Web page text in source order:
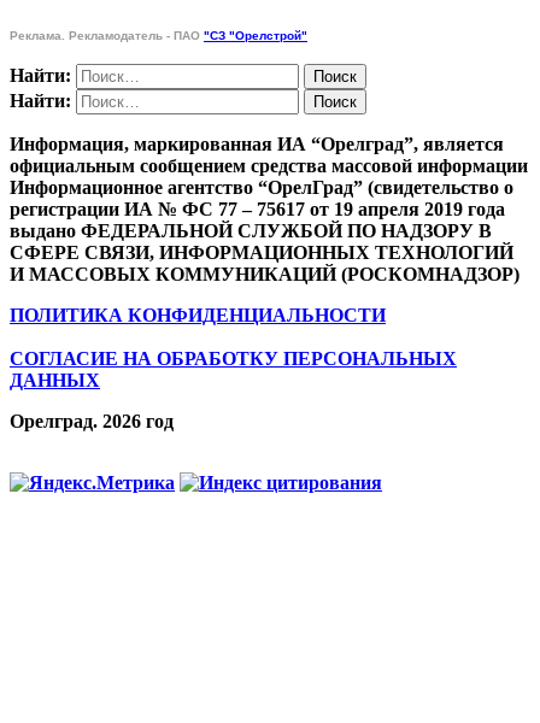
Реклама. Рекламодатель - ПАО "СЗ "Орелстрой"
Найти:
Найти:
Информация, маркированная ИА “Орелград”, является
официальным сообщением средства массовой информации
Информационное агентство “ОрелГрад” (свидетельство о
регистрации ИА № ФС 77 – 75617 от 19 апреля 2019 года
выдано ФЕДЕРАЛЬНОЙ СЛУЖБОЙ ПО НАДЗОРУ В
СФЕРЕ СВЯЗИ, ИНФОРМАЦИОННЫХ ТЕХНОЛОГИЙ
И МАССОВЫХ КОММУНИКАЦИЙ (РОСКОМНАДЗОР)
ПОЛИТИКА КОНФИДЕНЦИАЛЬНОСТИ
СОГЛАСИЕ НА ОБРАБОТКУ ПЕРСОНАЛЬНЫХ
ДАННЫХ
Орелград. 2026 год